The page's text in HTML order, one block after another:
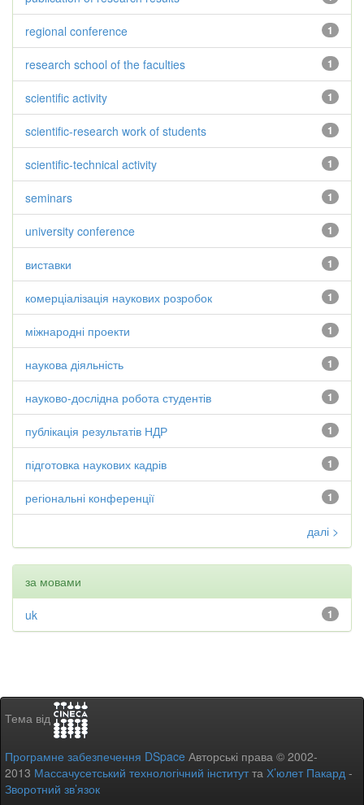
1
regional conference
1
research school of the faculties
1
scientific activity
1
scientific-research work of students
1
scientific-technical activity
1
seminars
1
university conference
1
виставки
1
комерціалізація наукових розробок
1
міжнародні проекти
1
наукова діяльність
1
науково-дослідна робота студентів
1
публікація результатів НДР
1
підготовка наукових кадрів
1
регіональні конференції
далі >
за мовами
1
uk
Тема від
Програмне забезпечення DSpace Авторські права © 2002-
2013 Массачусетський технологічний інститутта Х’юлет Пакард -
Зворотний зв’язок